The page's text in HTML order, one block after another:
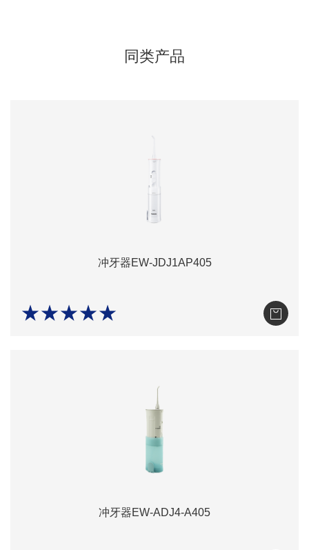
同类产品
冲牙器EW-JDJ1AP405
★★★★★
冲牙器EW-ADJ4-A405